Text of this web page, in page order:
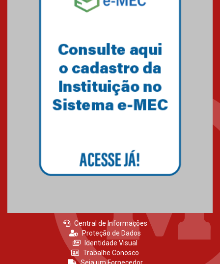
Central de Informações
Proteção de Dados
Identidade Visual
Trabalhe Conosco
Seja um Fornecedor